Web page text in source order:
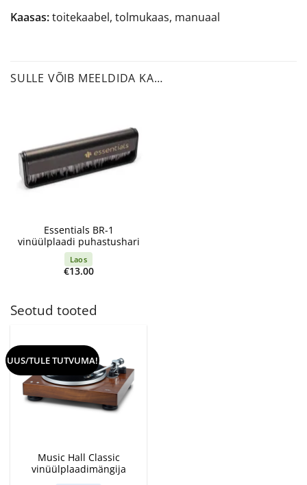
Kaasas:toitekaabel, tolmukaas, manuaal
SULLE VÕIB MEELDIDA KA…
Essentials BR-1
vinüülplaadi puhastushari
Laos
€13.00
Seotud tooted
UUS/TULE TUTVUMA!
Music Hall Classic
vinüülplaadimängija